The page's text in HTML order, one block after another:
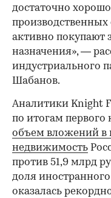
00:00 /
достаточно хорошо
производственных
активно
назначения», —
индустриального
Шабанов.
Аналитики Knight
по итогам первого
объем вложений в
недвижимость
против 51,9 млрд
доля
оказалась